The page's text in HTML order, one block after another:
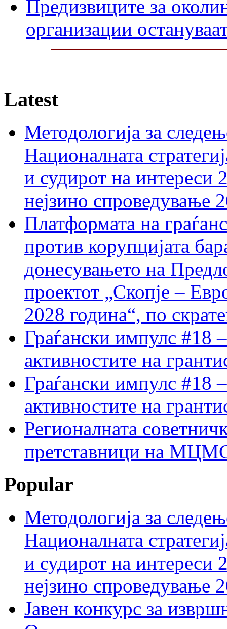
Предизвиците за
организации
Latest
Методологија за
Националната
и судирот на интереси
нејзино спроведување
Платформата на
против корупцијата
донесувањето на
проектот „Скопје –
2028 година“, по
Граѓански импулс #18
активностите на
Граѓански импулс #18
активностите на
Регионалната
претставници на МЦМС
Popular
Методологија за
Националната
и судирот на интереси
нејзино спроведување
Јавен конкурс за